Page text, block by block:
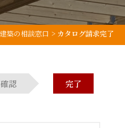
築の相談窓口 > カタログ請求完了
確認 完了